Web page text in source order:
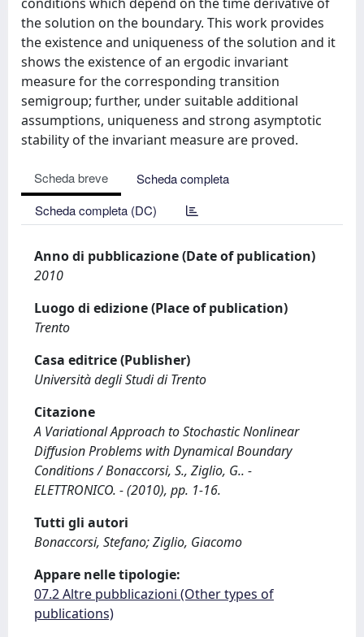
the solution on the boundary. This work provides
the existence and uniqueness of the solution and it
shows the existence of an ergodic invariant
measure for the corresponding transition
semigroup; further, under suitable additional
assumptions, uniqueness and strong asymptotic
stability of the invariant measure are proved.
Scheda breve
Scheda completa
Scheda completa (DC)
Anno di pubblicazione (Date of publication)
2010
Luogo di edizione (Place of publication)
Trento
Casa editrice (Publisher)
Università degli Studi di Trento
Citazione
A Variational Approach to Stochastic Nonlinear
Diffusion Problems with Dynamical Boundary
Conditions / Bonaccorsi, S., Ziglio, G.. -
ELETTRONICO. - (2010), pp. 1-16.
Tutti gli autori
Bonaccorsi, Stefano; Ziglio, Giacomo
Appare nelle tipologie:
07.2 Altre pubblicazioni (Other types of
publications)